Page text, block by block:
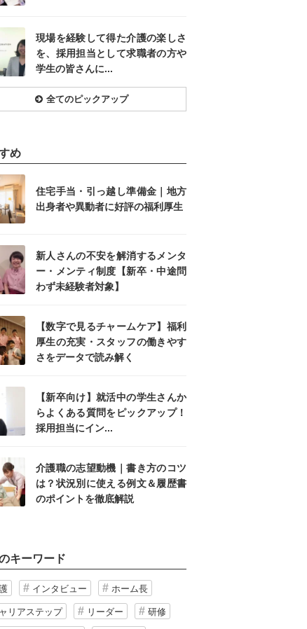
現場を経験して得た介護の楽しさ
を、採用担当として求職者の方や
学生の皆さんに...
全てのピックアップ
め
住宅手当・引っ越し準備金｜地方
出身者や異動者に好評の福利厚生
新人さんの不安を解消するメンタ
ー・メンティ制度【新卒・中途問
わず未経験者対象】
【数字で見るチャームケア】福利
厚生の充実・スタッフの働きやす
さをデータで読み解く
【新卒向け】就活中の学生さんか
らよくある質問をピックアップ！
採用担当にイン...
介護職の志望動機｜書き方のコツ
は？状況別に使える例文＆履歴書
のポイントを徹底解説
キーワード
インタビュー ホーム長
リアステップ リーダー 研修